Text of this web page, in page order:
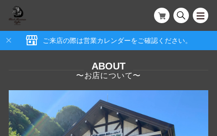
ご来店の際は営業カレンダーをご確認ください。
ABOUT